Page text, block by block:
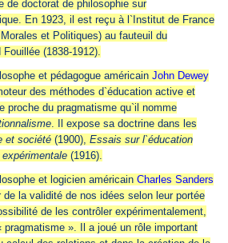
de doctorat de philosophie sur
En 1923, il est reçu à l`Institut de France
et Politiques) au fauteuil du
(1838-1912).
et pédagogue américain John Dewey
des méthodes d`éducation active et
proche du pragmatisme qu`il nomme
. Il expose sa doctrine dans les
et société (1900), Essais sur l`éducation
(1916).
et logicien américain Charles Sanders
de la validité de nos idées selon leur portée
de les contrôler expérimentalement,
pragmatisme ».
Il a joué un rôle important